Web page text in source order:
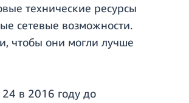
технические ресурсы
сетевые возможности.
чтобы они могли лучше
в 2016 году до